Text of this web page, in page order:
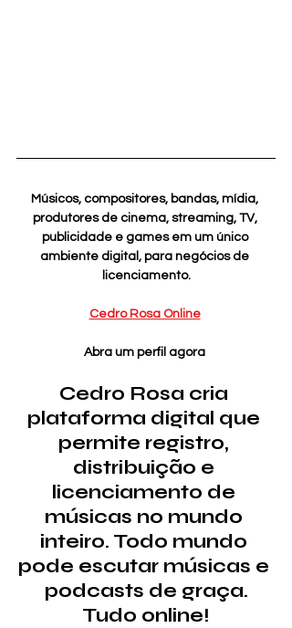
Músicos, compositores, bandas, mídia,
produtores de cinema, streaming, TV,
publicidade e games em um único
ambiente digital, para negócios de
licenciamento.
Cedro Rosa Online
Abra um perfil agora
Cedro Rosa cria
plataforma digital que
permite registro,
distribuição e
licenciamento de
músicas no mundo
inteiro. Todo mundo
pode escutar músicas e
podcasts de graça.
Tudo online!